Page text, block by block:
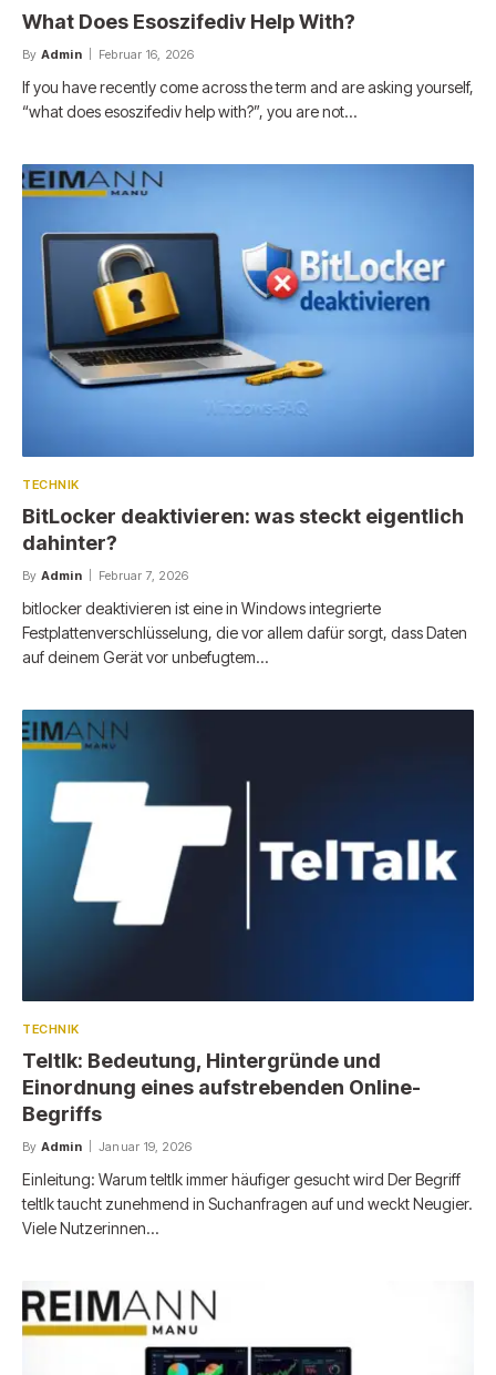
What Does Esoszifediv Help With?
By Admin Februar 16, 2026
If you have recently come across the term and are asking yourself,
“what does esoszifediv help with?”, you are not…
TECHNIK
BitLocker deaktivieren: was steckt eigentlich
dahinter?
By Admin Februar 7, 2026
bitlocker deaktivieren ist eine in Windows integrierte
Festplattenverschlüsselung, die vor allem dafür sorgt, dass Daten
auf deinem Gerät vor unbefugtem…
TECHNIK
Teltlk: Bedeutung, Hintergründe und
Einordnung eines aufstrebenden Online-
Begriffs
By Admin Januar 19, 2026
Einleitung: Warum teltlk immer häufiger gesucht wird Der Begriff
teltlk taucht zunehmend in Suchanfragen auf und weckt Neugier.
Viele Nutzerinnen…